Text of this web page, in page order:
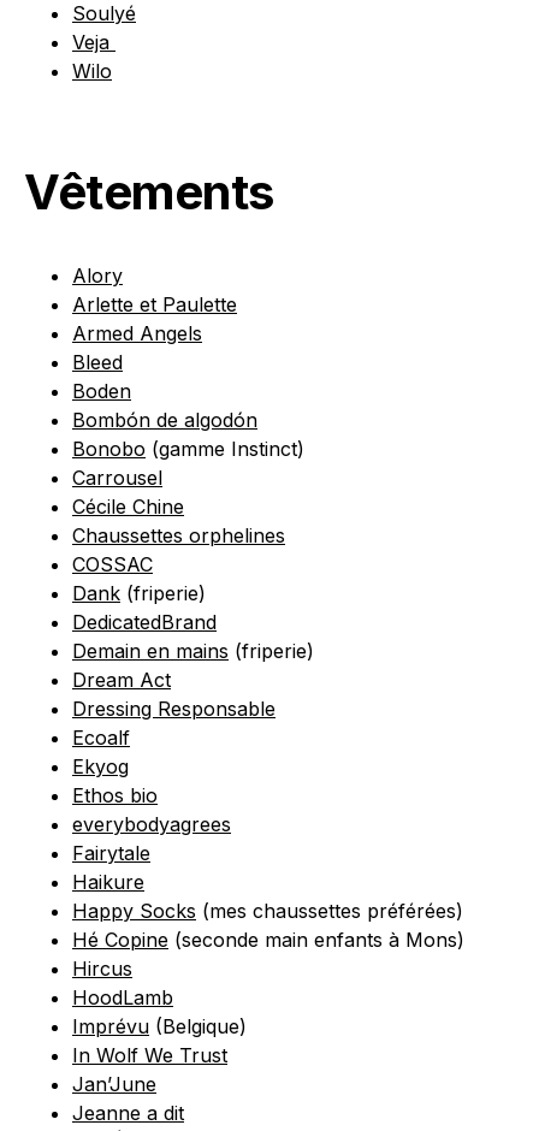
Soulyé
Veja
Wilo
Vêtements
Alory
Arlette et Paulette
Armed Angels
Bleed
Boden
Bombón de algodón
Bonobo (gamme Instinct)
Carrousel
Cécile Chine
Chaussettes orphelines
COSSAC
Dank (friperie)
DedicatedBrand
Demain en mains (friperie)
Dream Act
Dressing Responsable
Ecoalf
Ekyog
Ethos bio
everybodyagrees
Fairytale
Haikure
Happy Socks (mes chaussettes préférées)
Hé Copine (seconde main enfants à Mons)
Hircus
HoodLamb
Imprévu (Belgique)
In Wolf We Trust
Jan’June
Jeanne a dit